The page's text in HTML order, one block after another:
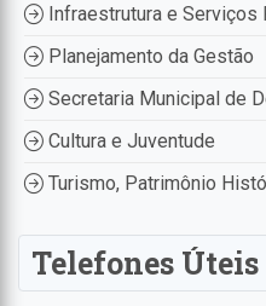
Infraestrutura e Serviços
Planejamento da Gestão
Secretaria Municipal de
Cultura e Juventude
Turismo, Patrimônio
Telefones Úteis